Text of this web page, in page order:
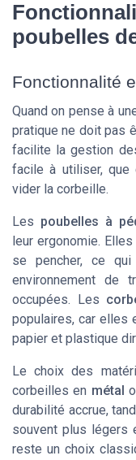
poubelles
Fonctionnalité
Quand on pense à
pratique ne doit pas
facilite la gestion
facile à utiliser,
vider la corbeille.
Les poubelles à
leur ergonomie.
se pencher, ce
environnement de
occupées. Les
populaires, car elles
papier et plastique
Le choix des
corbeilles en métal
durabilité accrue,
souvent plus légers
reste un choix